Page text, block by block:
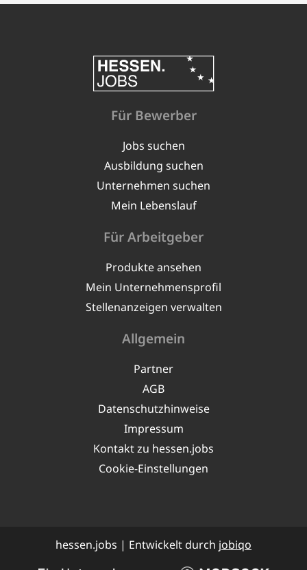
Für Bewerber
Jobs suchen
Ausbildung suchen
Unternehmen suchen
Mein Lebenslauf
Für Arbeitgeber
Produkte ansehen
Mein Unternehmensprofil
Stellenanzeigen verwalten
Allgemein
Partner
AGB
Datenschutzhinweise
Impressum
Kontakt zu hessen.jobs
Cookie-Einstellungen
hessen.jobs | Entwickelt durch jobiqo